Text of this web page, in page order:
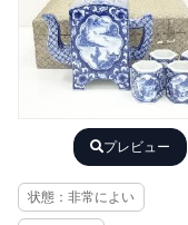
プレビュー
状態：非常によい